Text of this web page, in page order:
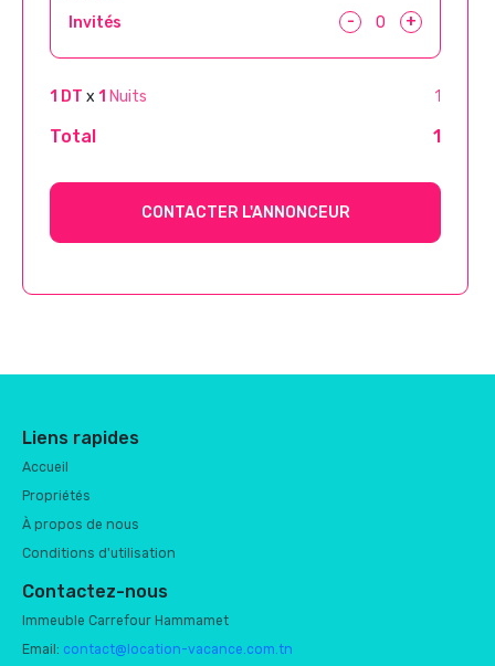
Invités - +
1 DT x 1 Nuits 1
Total 1
CONTACTER L'ANNONCEUR
Liens rapides
Accueil
Propriétés
À propos de nous
Conditions d'utilisation
Contactez-nous
Immeuble Carrefour Hammamet
Email: contact@location-vacance.com.tn